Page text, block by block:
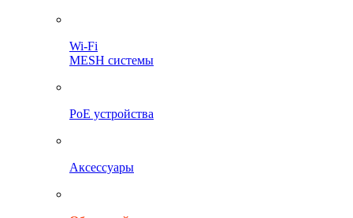
Wi-Fi
MESH системы
PoE устройства
Аксессуары